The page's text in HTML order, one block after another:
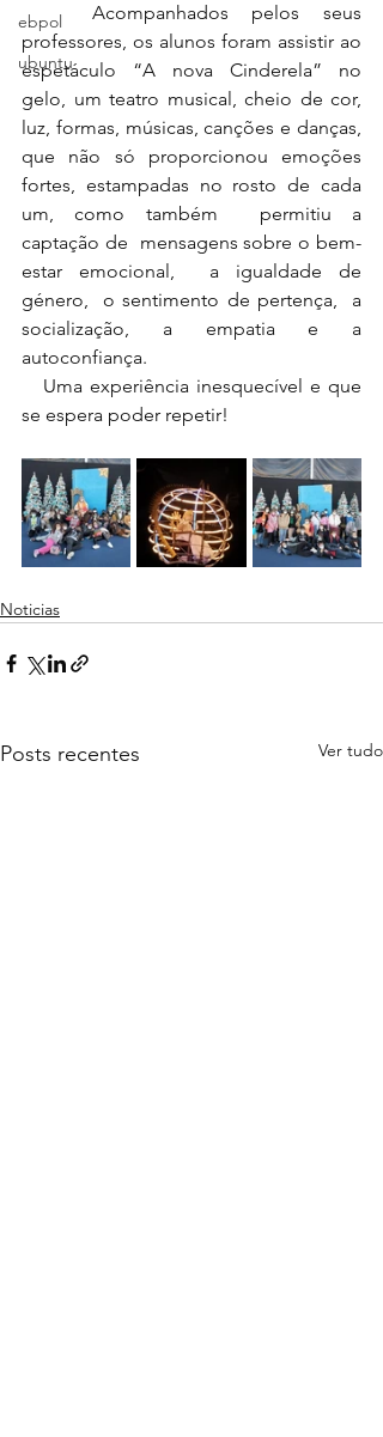
ebpol
ubuntu
   Acompanhados pelos seus
professores, os alunos foram assistir ao
espetáculo “A nova Cinderela” no
gelo, um teatro musical, cheio de cor,
luz, formas, músicas, canções e danças,
que não só proporcionou emoções
fortes, estampadas no rosto de cada
um, como também  permitiu a
captação de  mensagens sobre o bem-
estar emocional,  a igualdade de
género,  o sentimento de pertença,  a
socialização, a empatia e a
autoconfiança.
se espera poder repetir!
Noticias
Posts recentes Ver tudo